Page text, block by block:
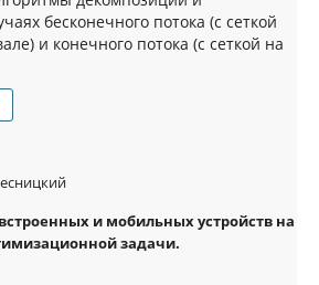
бесконечного потока (с сеткой
и конечного потока (с сеткой на
и мобильных устройств на
задачи.